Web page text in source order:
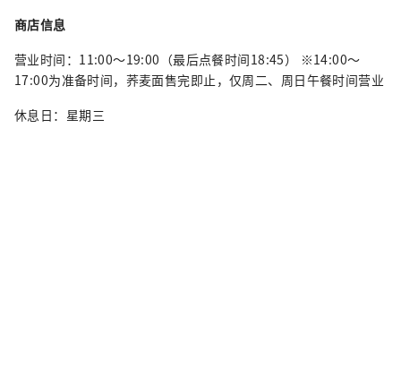
商店信息
营业时间：11:00～19:00（最后点餐时间18:45） ※14:00～
17:00为准备时间，荞麦面售完即止，仅周二、周日午餐时间营业
休息日：星期三